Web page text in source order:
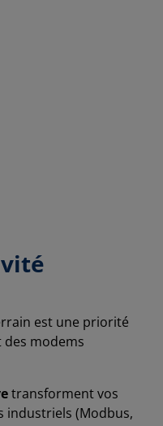
est une priorité
modems
transforment vos
industriels (Modbus,